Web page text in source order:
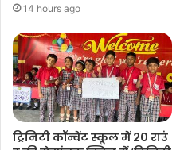
14 hours ago
ट्रिनिटी कॉन्वेंट स्कूल में 20 राउं